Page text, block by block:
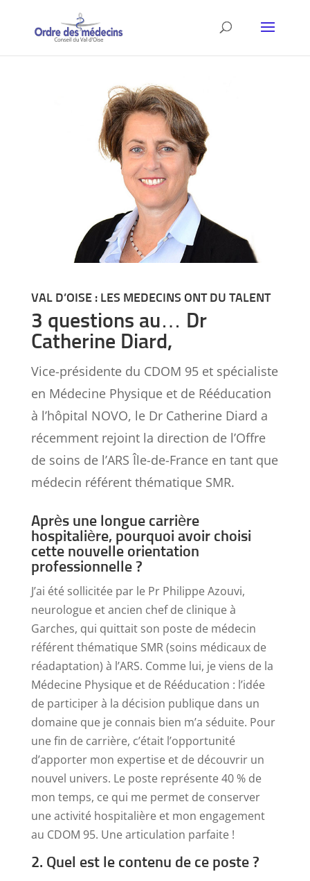
VAL D’OISE : LES MEDECINS ONT DU TALENT
3 questions au… Dr
Catherine Diard,
Vice-présidente du CDOM 95 et spécialiste
en Médecine Physique et de Rééducation
à l’hôpital NOVO, le Dr Catherine Diard a
récemment rejoint la direction de l’Offre
de soins de l’ARS Île-de-France en tant que
médecin référent thématique SMR.
Après une longue carrière
hospitalière, pourquoi avoir choisi
cette nouvelle orientation
professionnelle ?
J’ai été sollicitée par le Pr Philippe Azouvi,
neurologue et ancien chef de clinique à
Garches, qui quittait son poste de médecin
référent thématique SMR (soins médicaux de
réadaptation) à l’ARS. Comme lui, je viens de la
Médecine Physique et de Rééducation : l’idée
de participer à la décision publique dans un
domaine que je connais bien m’a séduite. Pour
une fin de carrière, c’était l’opportunité
d’apporter mon expertise et de découvrir un
nouvel univers. Le poste représente 40 % de
mon temps, ce qui me permet de conserver
une activité hospitalière et mon engagement
au CDOM 95. Une articulation parfaite !
2. Quel est le contenu de ce poste ?